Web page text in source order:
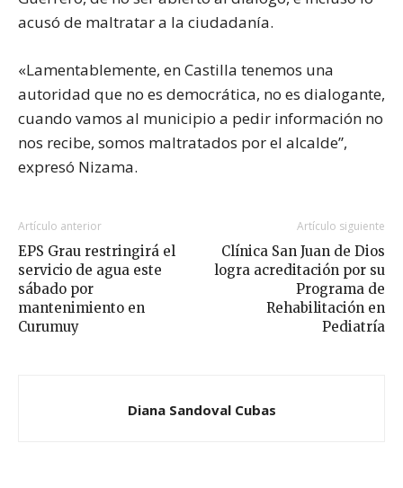
acusó de maltratar a la ciudadanía.
«Lamentablemente, en Castilla tenemos una
autoridad que no es democrática, no es dialogante,
cuando vamos al municipio a pedir información no
nos recibe, somos maltratados por el alcalde”,
expresó Nizama.
Artículo anterior
EPS Grau restringirá el
servicio de agua este
sábado por
mantenimiento en
Curumuy
Artículo siguiente
Clínica San Juan de Dios
logra acreditación por su
Programa de
Rehabilitación en
Pediatría
Diana Sandoval Cubas